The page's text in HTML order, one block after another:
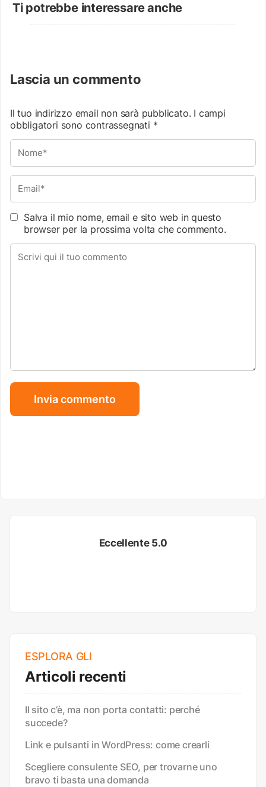
Ti potrebbe interessare anche
Lascia un commento
Il tuo indirizzo email non sarà pubblicato. I campi
obbligatori sono contrassegnati *
Salva il mio nome, email e sito web in questo
browser per la prossima volta che commento.
Eccellente 5.0
ESPLORA GLI
Articoli recenti
Il sito c’è, ma non porta contatti: perché
succede?
Link e pulsanti in WordPress: come crearli
Scegliere consulente SEO, per trovarne uno
bravo ti basta una domanda